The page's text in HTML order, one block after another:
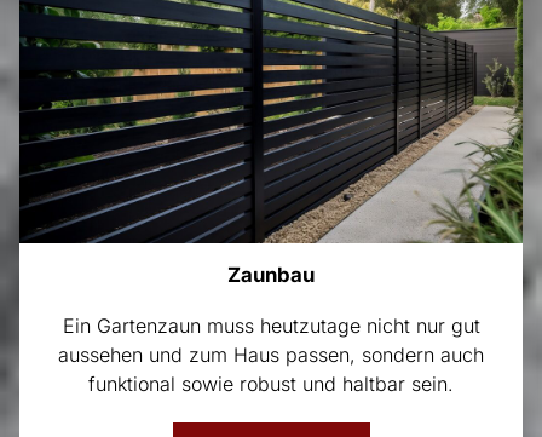
Zaunbau
Ein Gartenzaun muss heutzutage nicht nur gut
aussehen und zum Haus passen, sondern auch
funktional sowie robust und haltbar sein.